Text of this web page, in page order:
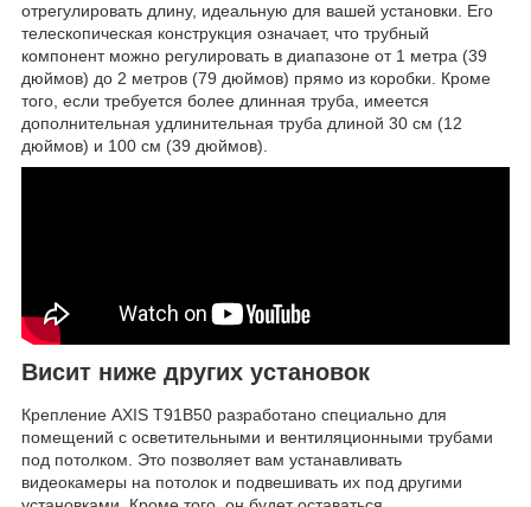
отрегулировать длину, идеальную для вашей установки. Его
телескопическая конструкция означает, что трубный
компонент можно регулировать в диапазоне от 1 метра (39
дюймов) до 2 метров (79 дюймов) прямо из коробки. Кроме
того, если требуется более длинная труба, имеется
дополнительная удлинительная труба длиной 30 см (12
дюймов) и 100 см (39 дюймов).
Висит ниже других установок
Крепление AXIS T91B50 разработано специально для
помещений с осветительными и вентиляционными трубами
под потолком. Это позволяет вам устанавливать
видеокамеры на потолок и подвешивать их под другими